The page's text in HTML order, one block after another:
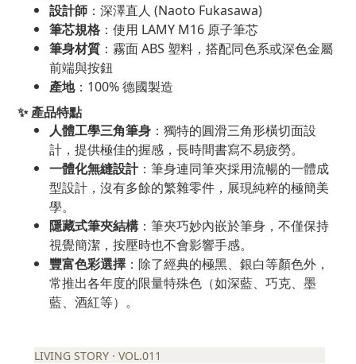
設計師 ：深澤直人 (Naoto Fukasawa)
筆芯規格 ：使用 LAMY M16 原子筆芯
筆身材質 ：霧面 ABS 塑料，搭配同色系或深色金屬
前端與按鈕
產地： 100% 德國製造
✨ 產品特點
人體工學三角筆身 ：獨特的圓滑三角形橫切面設
計，提供極佳的握感，長時間書寫不易疲勞。
一體化無縫設計：筆身連同筆夾採用流暢的一體成
型設計，沒有多餘的繁雜零件，展現純粹的極簡美
學。
隱藏式筆夾結構 ：筆夾巧妙內嵌於筆身，不僅保持
視覺簡潔，按壓時也不會影響手感。
豐富色彩選擇 ：除了經典的極黑、銀白等顏色外，
常推出各年度的限量特殊色（如深藍、巧克、墨
藍、酒紅等）。
LIVING STORY · VOL.011